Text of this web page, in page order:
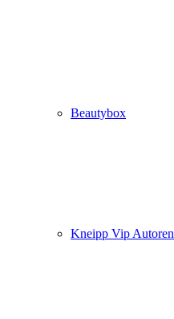
Beautybox
Kneipp Vip Autoren